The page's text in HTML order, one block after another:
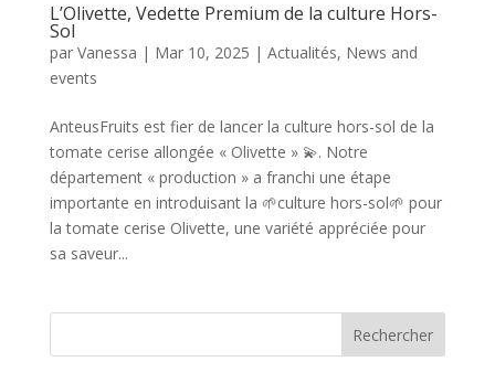
L’Olivette, Vedette Premium de la culture Hors-
Sol
par Vanessa | Mar 10, 2025 | Actualités, News and
events
AnteusFruits est fier de lancer la culture hors-sol de la
tomate cerise allongée « Olivette » 💫. Notre
département « production » a franchi une étape
importante en introduisant la 🌱culture hors-sol🌱 pour
la tomate cerise Olivette, une variété appréciée pour
sa saveur...
Rechercher